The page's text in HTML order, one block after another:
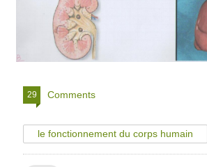
29 Comments
le fonctionnement du corps humain